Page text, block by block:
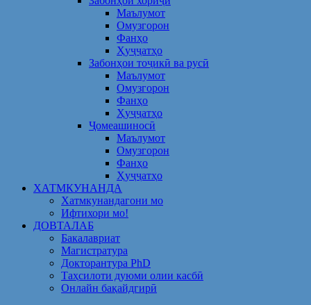
Маълумот
Омузгорон
Фанҳо
Ҳуҷҷатҳо
Забонҳои тоҷикӣ ва русӣ
Маълумот
Омузгорон
Фанҳо
Ҳуҷҷатҳо
Ҷомеашиносӣ
Маълумот
Омузгорон
Фанҳо
Ҳуҷҷатҳо
ХАТМКУНАНДА
Хатмкунандагони мо
Ифтихори мо!
ДОВТАЛАБ
Бакалавриат
Магистратура
Докторантура PhD
Таҳсилоти дуюми олии касбӣ
Онлайн бақайдгирӣ